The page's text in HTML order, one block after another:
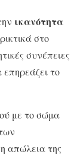
ικανότητα
στο
συνέπειες
το
με το σώμα
απώλεια της